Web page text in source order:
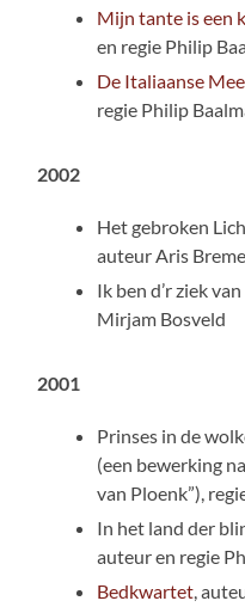
Mijn tante is een
en regie Philip
De Italiaanse
regie Philip
2002
Het gebroken
auteur Aris
Ik ben d’r ziek
Mirjam Bosveld
2001
Prinses in de
(een bewerking
van Ploenk”),
In het land der
auteur en regie
Bedkwartet,